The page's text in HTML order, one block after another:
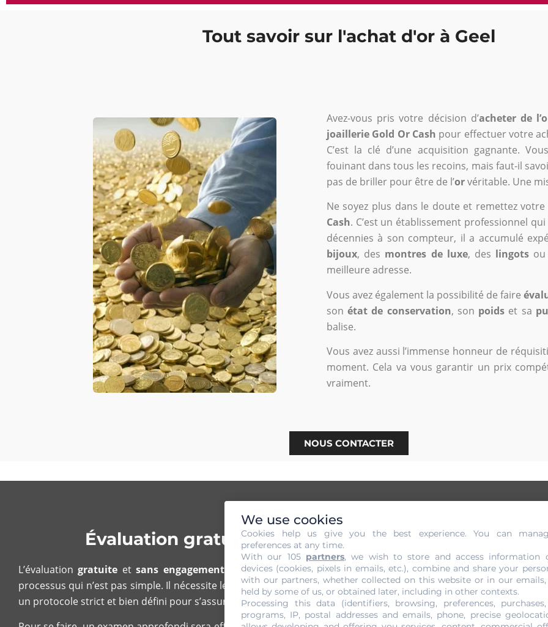
Tout savoir sur l'achat d'or à Geel
Avez-vous pris votre décision d’acheter de
joaillerie Gold Or Cash pour effectuer votre
C’est la clé d’une acquisition gagnante.
fouinant dans tous les recoins, mais faut-il
pas de briller pour être de l’orvéritable. Une
Ne soyez plus dans le doute et remettez
Cash. C’est un établissement professionnel
décennies à son compteur, il a accumulé
bijoux, des montres de luxe, des lingots
meilleure adresse.
Vous avez également la possibilité de faire
sonétat de conservation, son poids et sa
balise.
Vous avez aussi l’immense honneur de
moment. Cela va vous garantir un prix
vraiment.
NOUS CONTACTER
Évaluation gratuite et sans Engagement de votre
L’évaluationgratuite etsans engagementde votre orpeut se faire auprès de lajoaillerie Gold Or Cashsi
processus qui n’est pas simple. Il nécessite les compétences des spécialistes de l’or. Pour avoir une approche
un protocole strict et bien défini pour s’assurer de la qualité du travail fini.
We use cookies
Cookies help us give you the best experience. You can
preferences at any time.
With our 105 partners, we wish to store and access information
devices (cookies, pixels in emails, etc.), combine and share your
with our partners, whether collected on this website or in our emails,
held by some of us, or obtained later, including in other contexts.
Processing this data (identifiers, browsing, preferences,
programs, IP, postal addresses and emails, phone, precise